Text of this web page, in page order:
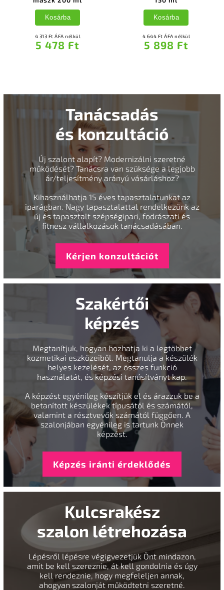
4 313 Ft ÁFA nélkül
5 478 Ft
Kosárba
4 644 Ft ÁFA nélkül
5 898 Ft
Kosárba
Tanácsadás
és konzultáció
Új szalont alapít? Modernizálni szeretné
működését? Tanácsra van szüksége a legjobb
ár/teljesítmény arányú vásárláshoz?
Kihasználhatja 15 éves tapasztalatunkat az
iparágban. Nagy tapasztalattal rendelkezünk az
új és tapasztalt szépségipari, fodrászati és
fitnesz vállalkozások tanácsadásában.
Kérjen konzultációt
Szakértői
képzés
Megtanítjuk, hogyan hozhatja ki a legtöbbet
kozmetikai eszközeiből. Megtanulja a készülék
helyes kezelését, az összes funkció
használatát, és képzési tanúsítványt kap.
A képzést egyénileg készítjük el és árazzuk be a
betanított készülékek típusától és számától,
valamint a résztvevők számától függően. A
szalonjában egyénileg is tartunk Önnek
képzést.
Képzés iránti érdeklődés
Kulcsrakész
szalon létrehozása
Lépésről lépésre végigvezetjük Önt mindazon,
amit be kell szereznie, át kell gondolnia és úgy
kell rendeznie, hogy megfeleljen annak,
ahogyan szalonját működtetni szeretné.